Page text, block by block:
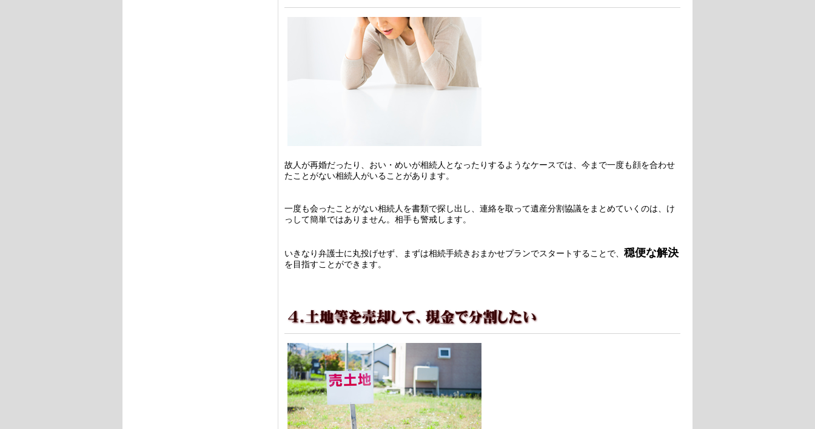
故人が再婚だったり、おい・めいが相続人となったりするようなケースでは、今まで一度も顔を合わせ
たことがない相続人がいることがあります。
一度も会ったことがない相続人を書類で探し出し、連絡を取って遺産分割協議をまとめていくのは、け
っして簡単ではありません。相手も警戒します。
いきなり弁護士に丸投げせず、まずは相続手続きおまかせプランでスタートすることで、 穏便な解決
を目指すことができます。